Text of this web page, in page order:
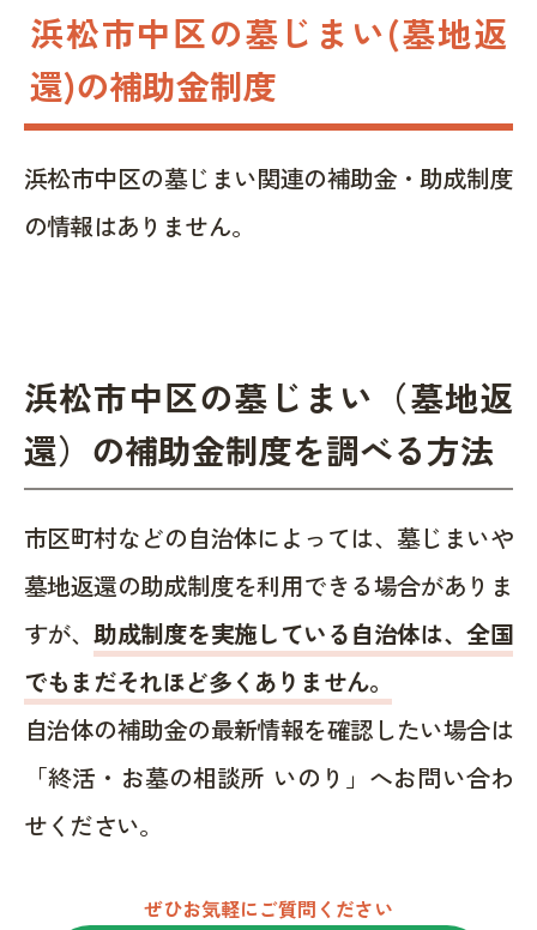
浜松市中区の墓じまい(墓地返
還)の補助金制度
浜松市中区の墓じまい関連の補助金・助成制度
の情報はありません。
浜松市中区の墓じまい（墓地返
還）の補助金制度を調べる方法
市区町村などの自治体によっては、墓じまいや
墓地返還の助成制度を利用できる場合がありま
すが、助成制度を実施している自治体は、全国
でもまだそれほど多くありません。
自治体の補助金の最新情報を確認したい場合は
「終活・お墓の相談所 いのり」へお問い合わ
せください。
ぜひお気軽にご質問ください